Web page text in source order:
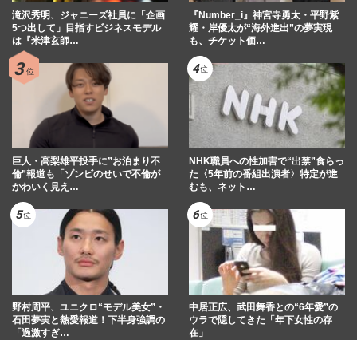
滝沢秀明、ジャニーズ社員に「企画
5つ出して」目指すビジネスモデル
は『米津玄師…
『Number_i』神宮寺勇太・平野紫
耀・岸優太が“海外進出”の夢実現
も、チケット価…
巨人・高梨雄平投手に”お泊まり不
倫”報道も「ゾンビのせいで不倫が
かわいく見え…
NHK職員への性加害で“出禁”食らっ
た〈5年前の番組出演者〉特定が進
むも、ネット…
野村周平、ユニクロ“モデル美女”・
石田夢実と熱愛報道！下半身強調の
「過激すぎ…
中居正広、武田舞香との“6年愛”の
ウラで隠してきた「年下女性の存
在」